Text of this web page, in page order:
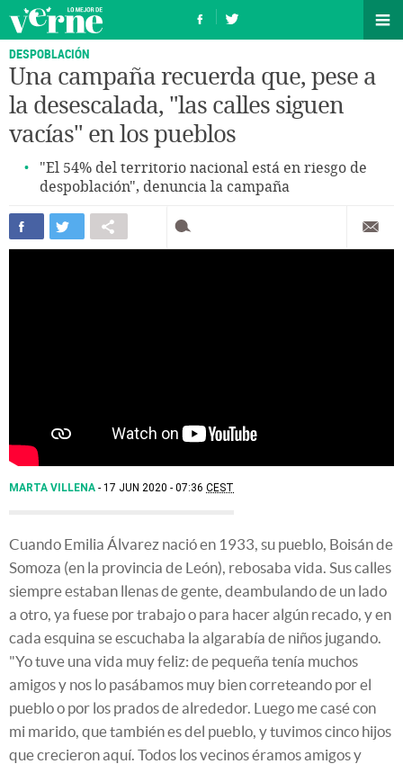
DESPOBLACIÓN
Una campaña recuerda que, pese a
la desescalada, "las calles siguen
vacías" en los pueblos
"El 54% del territorio nacional está en riesgo de
despoblación", denuncia la campaña
MARTA VILLENA 17 JUN 2020 - 07:36 CEST
Cuando Emilia Álvarez nació en 1933, su pueblo, Boisán de
Somoza (en la provincia de León), rebosaba vida. Sus calles
siempre estaban llenas de gente, deambulando de un lado
a otro, ya fuese por trabajo o para hacer algún recado, y en
cada esquina se escuchaba la algarabía de niños jugando.
"Yo tuve una vida muy feliz: de pequeña tenía muchos
amigos y nos lo pasábamos muy bien correteando por el
pueblo o por los prados de alrededor. Luego me casé con
mi marido, que también es del pueblo, y tuvimos cinco hijos
que crecieron aquí. Todos los vecinos éramos amigos y